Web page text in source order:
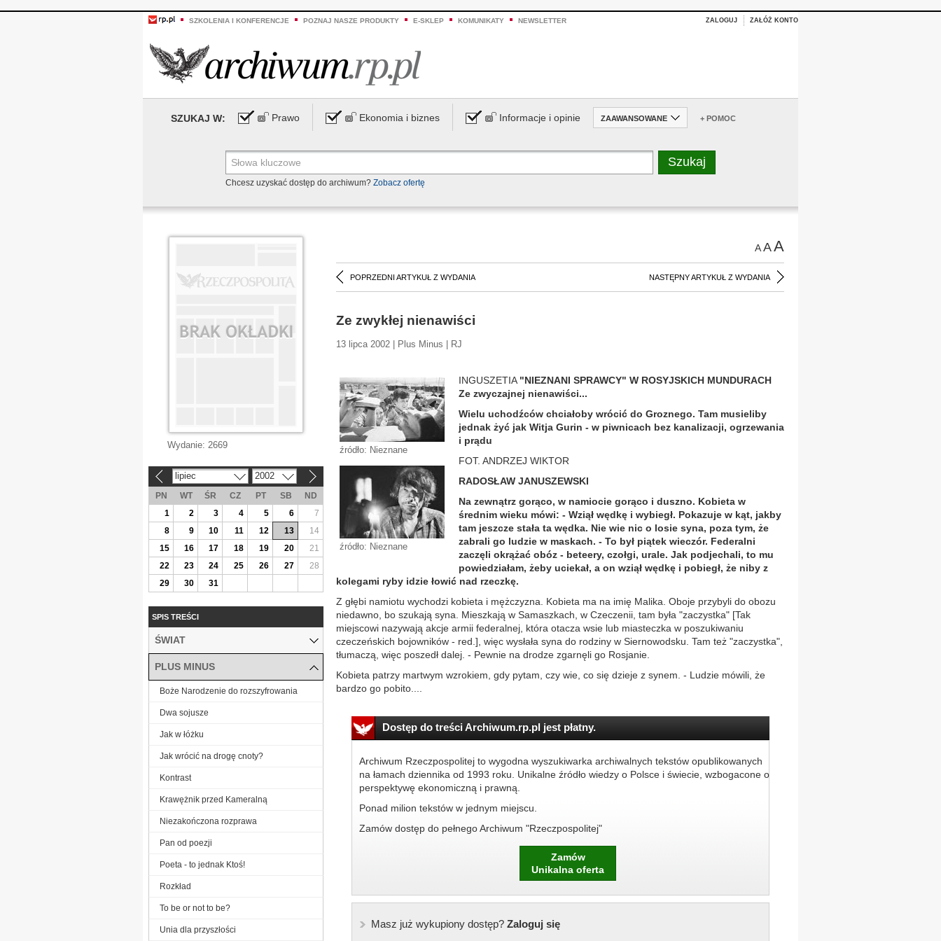
SZKOLENIA I KONFERENCJE POZNAJ NASZE PRODUKTY E-SKLEP KOMUNIKATY NEWSLETTER ZALOGUJ ZAŁÓŻ KONTO
SZUKAJ W: Prawo Ekonomia i biznes Informacje i opinie ZAAWANSOWANE + POMOC
Chcesz uzyskać dostęp do archiwum? Zobacz ofertę
AAA
POPRZEDNI ARTYKUŁ Z WYDANIA NASTĘPNY ARTYKUŁ Z WYDANIA
Ze zwykłej nienawiści
13 lipca 2002 | Plus Minus | RJ
źródło: Nieznane
źródło: Nieznane
INGUSZETIA "NIEZNANI SPRAWCY" W ROSYJSKICH MUNDURACH
Ze zwyczajnej nienawiści...
Wielu uchodźców chciałoby wrócić do Groznego. Tam musieliby
jednak żyć jak Witja Gurin - w piwnicach bez kanalizacji, ogrzewania
i prądu
FOT. ANDRZEJ WIKTOR
RADOSŁAW JANUSZEWSKI
Na zewnątrz gorąco, w namiocie gorąco i duszno. Kobieta w
średnim wieku mówi: - Wziął wędkę i wybiegł. Pokazuje w kąt, jakby
tam jeszcze stała ta wędka. Nie wie nic o losie syna, poza tym, że
zabrali go ludzie w maskach. - To był piątek wieczór. Federalni
zaczęli okrążać obóz - beteery, czołgi, urale. Jak podjechali, to mu
powiedziałam, żeby uciekał, a on wziął wędkę i pobiegł, że niby z
kolegami ryby idzie łowić nad rzeczkę.
Z głębi namiotu wychodzi kobieta i mężczyzna. Kobieta ma na imię Malika. Oboje przybyli do obozu
niedawno, bo szukają syna. Mieszkają w Samaszkach, w Czeczenii, tam była "zaczystka" [Tak
miejscowi nazywają akcje armii federalnej, która otacza wsie lub miasteczka w poszukiwaniu
czeczeńskich bojowników - red.], więc wysłała syna do rodziny w Siernowodsku. Tam też "zaczystka",
tłumaczą, więc poszedł dalej. - Pewnie na drodze zgarnęli go Rosjanie.
Kobieta patrzy martwym wzrokiem, gdy pytam, czy wie, co się dzieje z synem. - Ludzie mówili, że
bardzo go pobito....
Dostęp do treści Archiwum.rp.pl jest płatny.
Archiwum Rzeczpospolitej to wygodna wyszukiwarka archiwalnych tekstów opublikowanych
na łamach dziennika od 1993 roku. Unikalne źródło wiedzy o Polsce i świecie, wzbogacone o
perspektywę ekonomiczną i prawną.
Ponad milion tekstów w jednym miejscu.
Zamów dostęp do pełnego Archiwum "Rzeczpospolitej"
Zamów
Unikalna oferta
Masz już wykupiony dostęp?Zaloguj się
Wydanie: 2669
lipiec 2002
PN WT ŚR CZ PT SB
ND
1
2 3 4 5 6
7
8
9 10 11 12 13
14
15
16 17 18 19 20
21
22
23 24 25 26 27
28
29
30 31
SPIS TREŚCI
ŚWIAT
PLUS MINUS
Boże Narodzenie do rozszyfrowania
Dwa sojusze
Jak w łóżku
Jak wrócić na drogę cnoty?
Kontrast
Krawężnik przed Kameralną
Niezakończona rozprawa
Pan od poezji
Poeta - to jednak Ktoś!
Rozkład
To be or not to be?
Unia dla przyszłości